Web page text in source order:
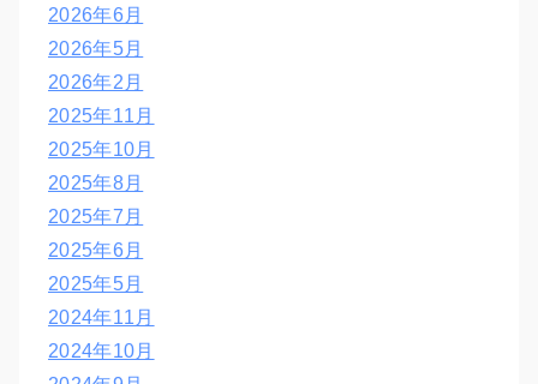
2026年6月
2026年5月
2026年2月
2025年11月
2025年10月
2025年8月
2025年7月
2025年6月
2025年5月
2024年11月
2024年10月